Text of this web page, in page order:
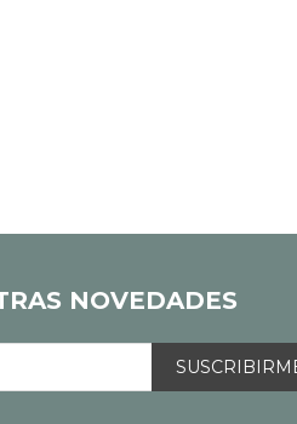
NOVEDADES